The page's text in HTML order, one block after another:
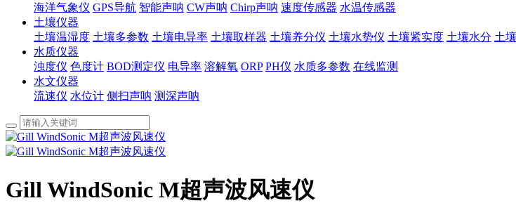
海洋气象仪 GPS导航 智能声呐 CW声呐 Chirp声呐 速度传感器 水温传感器
土壤仪器
土壤温湿度 土壤多参数 土壤电导率 土壤取样器 土壤养分仪 土壤水势仪 土壤紧实度 土壤水分 土
水质仪器
浊度仪 色度计 BOD测定仪 电导率 溶解氧 ORP PH仪 水质多参数 在线监测
水文仪器
流速仪 水位计 侧扫声呐 测深声呐
Gill WindSonic M超声波风速仪